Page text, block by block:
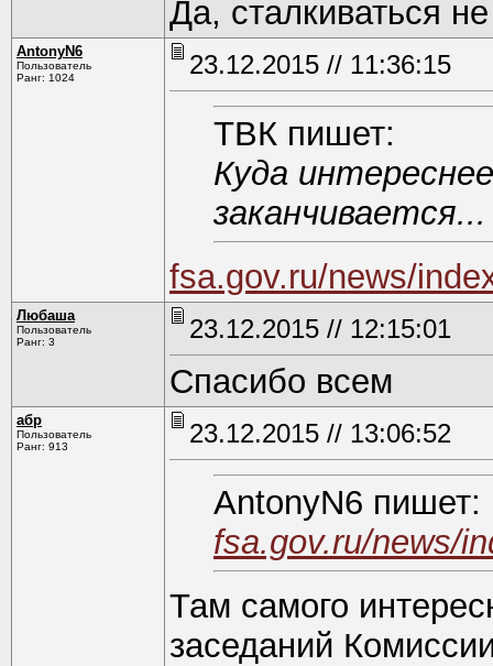
Да, сталкиваться
AntonyN6
Пользователь
Ранг: 1024
23.12.2015 // 11:36:15
ТВК пишет:
Куда
заканчивается...
fsa.gov.ru/news/
Любаша
Пользователь
Ранг: 3
23.12.2015 // 12:15:01
Спасибо всем
абр
Пользователь
Ранг: 913
23.12.2015 // 13:06:52
AntonyN6 пишет:
fsa.gov.ru/news/
Там самого
заседаний